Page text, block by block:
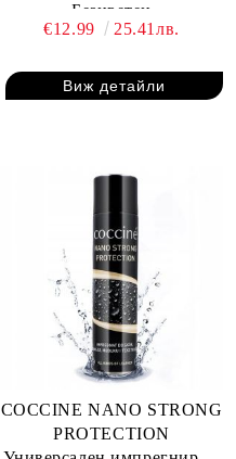
Безцветен
€12.99
25.41лв.
Виж детайли
COCCINE NANO STRONG
PROTECTION